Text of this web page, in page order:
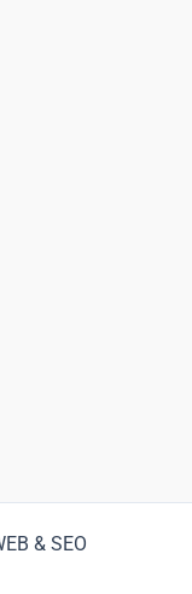
& SEO